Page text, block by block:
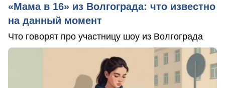
«Мама в 16» из Волгограда: что известно
на данный момент
Что говорят про участницу шоу из Волгограда